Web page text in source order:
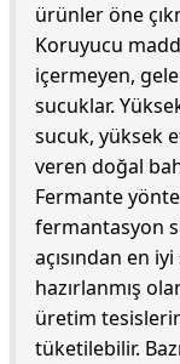
ürünler öne
Koruyucu
içermeyen,
sucuklar.
sucuk, yüksek
veren doğal
Fermante
fermantasyon
açısından en
hazırlanmış
üretim
tüketilebilir.